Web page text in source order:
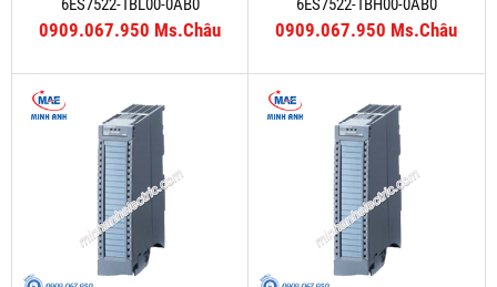
6ES7522-1BL00-0AB0
0909.067.950 Ms.Châu
6ES7522-1BH00-0AB0
0909.067.950 Ms.Châu